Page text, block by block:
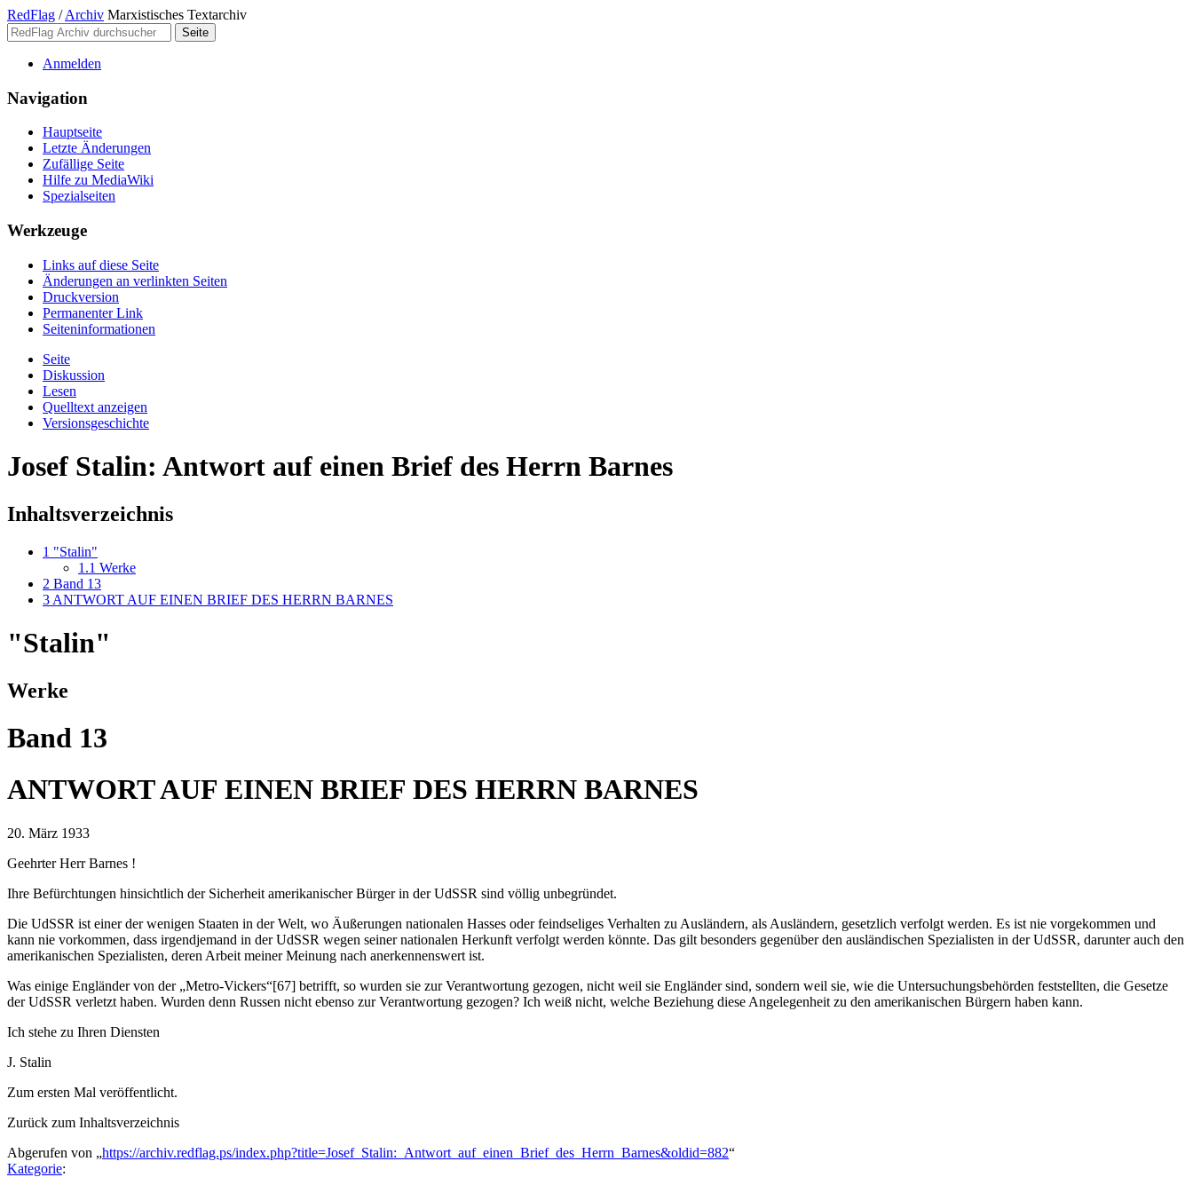
RedFlag / Archiv Marxistisches Textarchiv
Anmelden
Navigation
Hauptseite
Letzte Änderungen
Zufällige Seite
Hilfe zu MediaWiki
Spezialseiten
Werkzeuge
Links auf diese Seite
Änderungen an verlinkten Seiten
Druckversion
Permanenter Link
Seiten­­informationen
Seite
Diskussion
Lesen
Quelltext anzeigen
Versionsgeschichte
Josef Stalin: Antwort auf einen Brief des Herrn Barnes
Inhaltsverzeichnis
1 "Stalin"
1.1 Werke
2 Band 13
3 ANTWORT AUF EINEN BRIEF DES HERRN BARNES
"Stalin"
Werke
Band 13
ANTWORT AUF EINEN BRIEF DES HERRN BARNES
20. März 1933
Geehrter Herr Barnes !
Ihre Befürchtungen hinsichtlich der Sicherheit amerikanischer Bürger in der UdSSR sind völlig unbegründet.
Die UdSSR ist einer der wenigen Staaten in der Welt, wo Äußerungen nationalen Hasses oder feindseliges Verhalten zu Ausländern, als Ausländern, gesetzlich verfolgt werden. Es ist nie vorgekommen und
kann nie vorkommen, dass irgendjemand in der UdSSR wegen seiner nationalen Herkunft verfolgt werden könnte. Das gilt besonders gegenüber den ausländischen Spezialisten in der UdSSR, darunter auch den
amerikanischen Spezialisten, deren Arbeit meiner Meinung nach anerkennenswert ist.
Was einige Engländer von der „Metro-Vickers“[67] betrifft, so wurden sie zur Verantwortung gezogen, nicht weil sie Engländer sind, sondern weil sie, wie die Untersuchungsbehörden feststellten, die Gesetze
der UdSSR verletzt haben. Wurden denn Russen nicht ebenso zur Verantwortung gezogen? Ich weiß nicht, welche Beziehung diese Angelegenheit zu den amerikanischen Bürgern haben kann.
Ich stehe zu Ihren Diensten
J. Stalin
Zum ersten Mal veröffentlicht.
Zurück zum Inhaltsverzeichnis
Abgerufen von „https://archiv.redflag.ps/index.php?title=Josef_Stalin:_Antwort_auf_einen_Brief_des_Herrn_Barnes&oldid=882“
Kategorie: